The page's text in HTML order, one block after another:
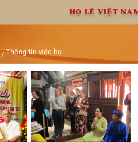
HỌ LÊ VIỆT
/Thông tin việc họ